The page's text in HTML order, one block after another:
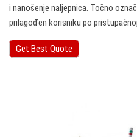
i nanošenje naljepnica. Točno
prilagođen korisniku po
Get Best Quote